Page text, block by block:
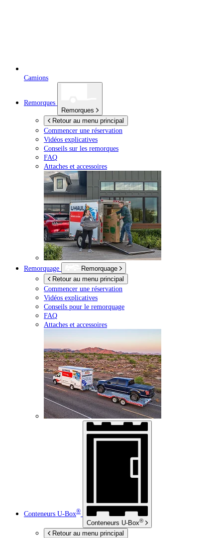
Camions
Remorques
Remorques
Retour au menu principal
Commencer une réservation
Vidéos explicatives
Conseils sur les remorques
FAQ
Attaches et accessoires
Remorquage
Remorquage
Retour au menu principal
Commencer une réservation
Vidéos explicatives
Conseils pour le remorquage
FAQ
Attaches et accessoires
Conteneurs U-Box®
Conteneurs U-Box®
Retour au menu principal